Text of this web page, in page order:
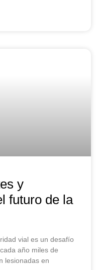
y
futuro de la
vial es un desafío
año miles de
lesionadas en